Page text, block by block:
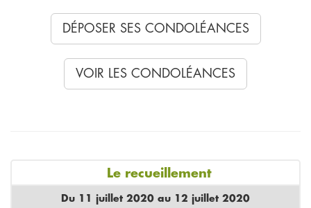
DÉPOSER SES CONDOLÉANCES
VOIR LES CONDOLÉANCES
Le recueillement
Du 11 juillet 2020 au 12 juillet 2020